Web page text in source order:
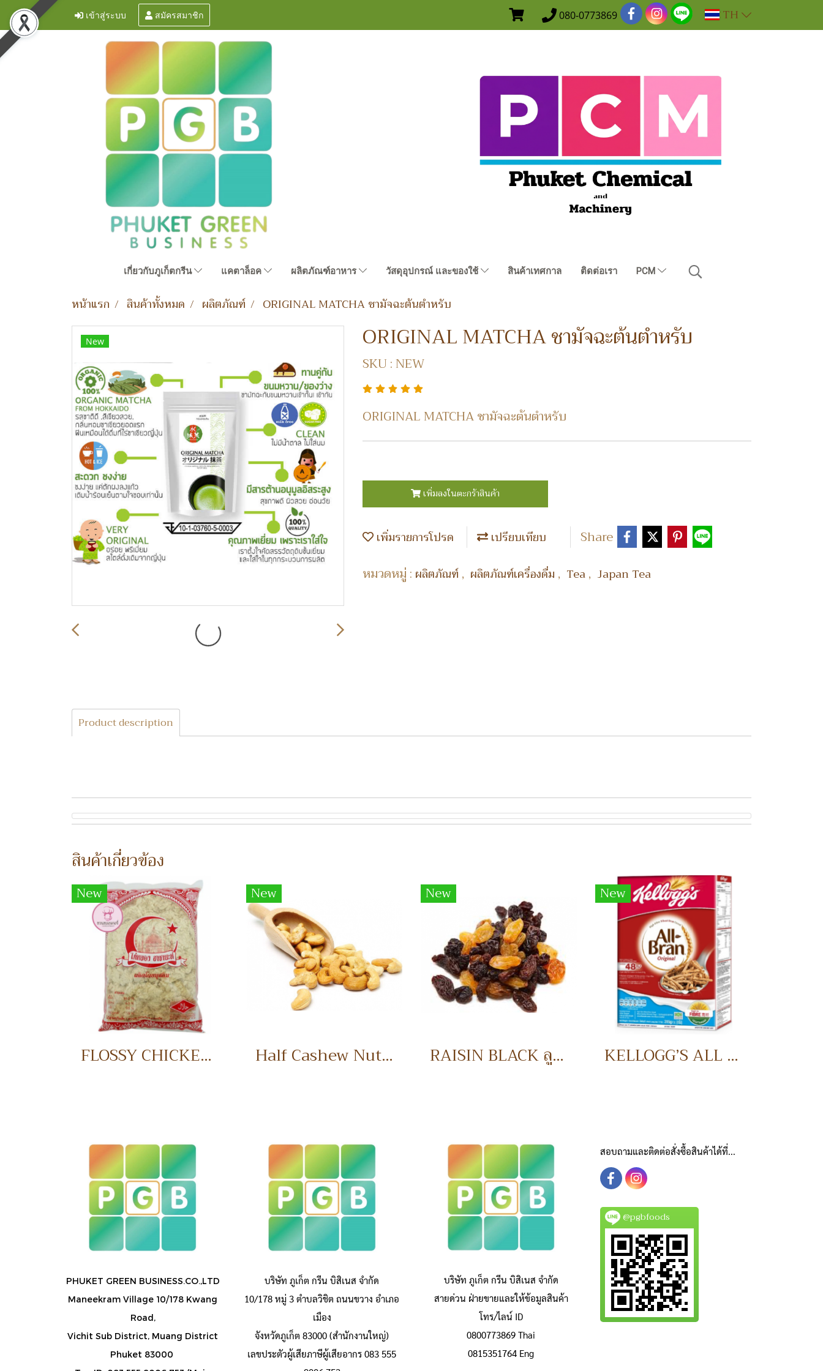
เข้าสู่ระบบ สมัครสมาชิก 080-0773869 TH
เกี่ยวกับภูเก็ตกรีน แคตาล็อค ผลิตภัณฑ์อาหาร วัสดุอุปกรณ์ และของใช้ สินค้าเทศกาล ติดต่อเรา PCM
หน้าแรก สินค้าทั้งหมด ผลิตภัณฑ์ ORIGINAL MATCHA ชามัจฉะต้นตำหรับ
New ORIGINAL MATCHA ชามัจฉะต้นตำหรับ
SKU : NEW
ORIGINAL MATCHA ชามัจฉะต้นตำหรับ
เพิ่มลงในตะกร้าสินค้า
เพิ่มรายการโปรด เปรียบเทียบ
Share
หมวดหมู่ : ผลิตภัณฑ์, ผลิตภัณฑ์เครื่องดื่ม , Tea, Japan Tea
Product description
สินค้าเกี่ยวข้อง
New
FLOSSY CHICKEN 1 KG. ไก่หยอง
New
Half Cashew Nuts เม็ดมะม่วงหิมพานต์แบ่งครึ่ง
New
RAISIN BLACK ลูกเกดดำ
New
KELLOGG’S ALL BRAN อาหารเช้า
PHUKET GREEN BUSINESS.CO.,LTD
Maneekram Village 10/178 Kwang
Road,
Vichit Sub District, Muang District
Phuket 83000
บริษัท ภูเก็ต กรีน บิสิเนส จำกัด
10/178 หมู่ 3 ตำบลวิชิต ถนนขวาง อำเภอ
เมือง
จังหวัดภูเก็ต 83000 (สำนักงานใหญ่)
เลขประตัวผู้เสียภาษีผู้เสียอากร 083 555
บริษัท ภูเก็ต กรีน บิสิเนส จำกัด
สายด่วน ฝ่ายขายและให้ข้อมูลสินค้า
โทร/ไลน์ ID
0800773869 Thai
0815351764 Eng
สอบถามและติดต่อสั่งซื้อสินค้าได้ที่...
@pgbfoods